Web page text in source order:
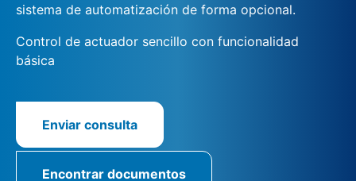
sistema de automatización de forma opcional.
Control de actuador sencillo con funcionalidad
básica
Enviar consulta
Encontrar documentos